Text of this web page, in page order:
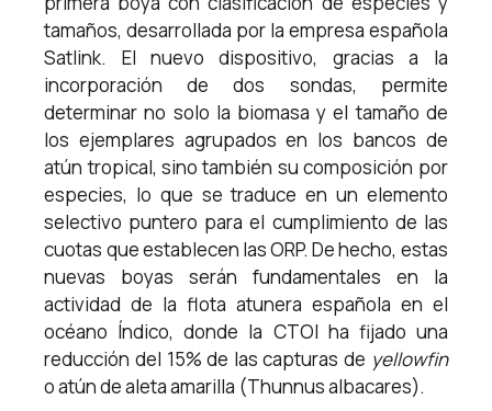
tamaños, desarrollada por la empresa española
Satlink. El nuevo dispositivo, gracias a la
incorporación de dos sondas, permite
determinar no solo la biomasa y el tamaño de
los ejemplares agrupados en los bancos de
atún tropical, sino también su composición por
especies, lo que se traduce en un elemento
selectivo puntero para el cumplimiento de las
cuotas que establecen las ORP. De hecho, estas
nuevas boyas serán fundamentales en la
actividad de la flota atunera española en el
océano Índico, donde la CTOI ha fijado una
reducción del 15% de las capturas de yellowfin
o atún de aleta amarilla (Thunnus albacares).